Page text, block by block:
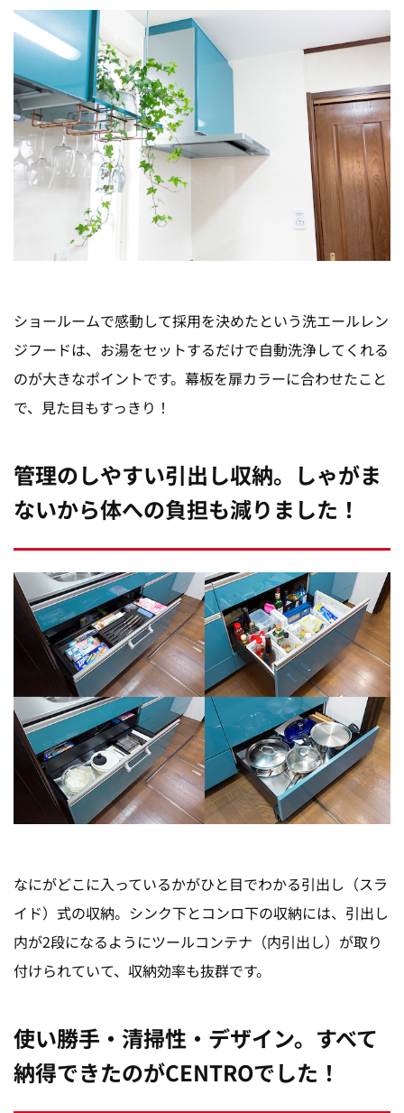
ショールームで感動して採用を決めたという洗エールレン
ジフードは、お湯をセットするだけで自動洗浄してくれる
のが大きなポイントです。幕板を扉カラーに合わせたこと
で、見た目もすっきり！
管理のしやすい引出し収納。しゃがま
ないから体への負担も減りました！
なにがどこに入っているかがひと目でわかる引出し（スラ
イド）式の収納。シンク下とコンロ下の収納には、引出し
内が2段になるようにツールコンテナ（内引出し）が取り
付けられていて、収納効率も抜群です。
使い勝手・清掃性・デザイン。すべて
納得できたのがCENTROでした！